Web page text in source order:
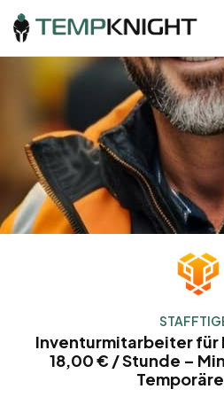
Inventurmitarbeiter für
18,00 € / Stunde –